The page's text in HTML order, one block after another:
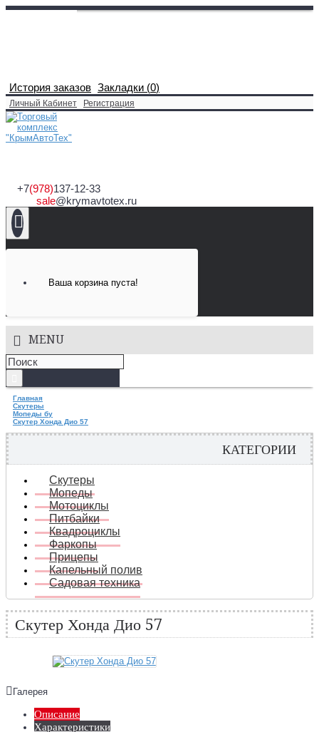
История заказов Закладки (0)
Личный Кабинет Регистрация
+7(978)137-12-33
sale@krymavtotex.ru
Ваша корзина пуста!
MENU
Главная
Скутеры
Мопеды бу
Скутер Хонда Дио 57
КАТЕГОРИИ
Скутеры
Мопеды
Мотоциклы
Питбайки
Квадроциклы
Фаркопы
Прицепы
Капельный полив
Садовая техника
Скутер Хонда Дио 57
Галерея
Описание
Характеристики